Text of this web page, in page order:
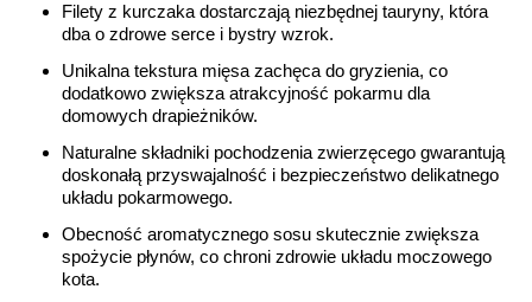
Filety z kurczaka dostarczają niezbędnej tauryny, która
dba o zdrowe serce i bystry wzrok.
Unikalna tekstura mięsa zachęca do gryzienia, co
dodatkowo zwiększa atrakcyjność pokarmu dla
domowych drapieżników.
Naturalne składniki pochodzenia zwierzęcego gwarantują
doskonałą przyswajalność i bezpieczeństwo delikatnego
układu pokarmowego.
Obecność aromatycznego sosu skutecznie zwiększa
spożycie płynów, co chroni zdrowie układu moczowego
kota.